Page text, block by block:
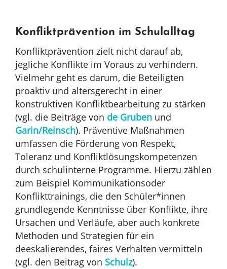
Konfliktprävention im Schulalltag
Konfliktprävention zielt nicht darauf ab,
jegliche Konflikte im Voraus zu verhindern.
Vielmehr geht es darum, die Beteiligten
proaktiv und altersgerecht in einer
konstruktiven Konfliktbearbeitung zu stärken
(vgl. die Beiträge von de Gruben und
Garin/Reinsch). Präventive Maßnahmen
umfassen die Förderung von Respekt,
Toleranz und Konfliktlösungskompetenzen
durch schulinterne Programme. Hierzu zählen
zum Beispiel Kommunikationsoder
Konflikttrainings, die den Schüler*innen
grundlegende Kenntnisse über Konflikte, ihre
Ursachen und Verläufe, aber auch konkrete
Methoden und Strategien für ein
deeskalierendes, faires Verhalten vermitteln
(vgl. den Beitrag von Schulz).